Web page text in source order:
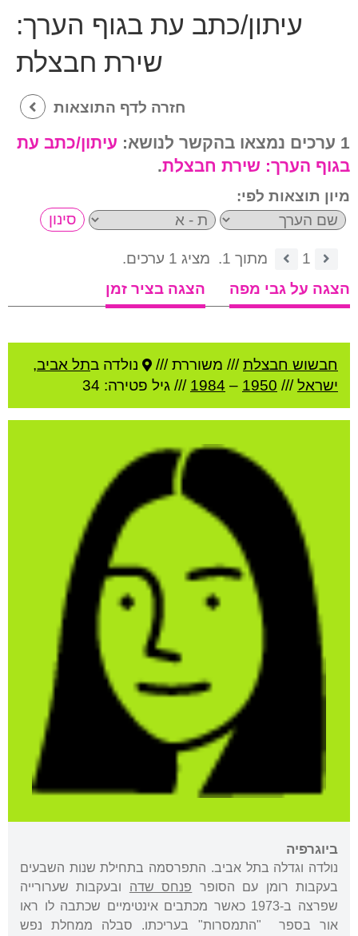
עיתון/כתב עת בגוף הערך:
שירת חבצלת
חזרה לדף התוצאות
1 ערכים נמצאו בהקשר לנושא:
עיתון/כתב עת
בגוף הערך: שירת חבצלת.
מיון תוצאות לפי:
1 מתוך 1.
מציג 1 ערכים.
הצגה על גבי מפה
הצגה בציר זמן
חבשוש חבצלת/// משוררת /// נולדה בתל אביב,
ישראל///
1950
–
1984 /// גיל פטירה: 34
ביוגרפיה
נולדה וגדלה בתל אביב. התפרסמה בתחילת שנות השבעים
בעקבות רומן עם הסופר פנחס שדה ובעקבות שערורייה
שפרצה ב-1973 כאשר מכתבים אינטימיים שכתבה לו ראו
אור בספר "התמסרות" בעריכתו. סבלה ממחלת נפש